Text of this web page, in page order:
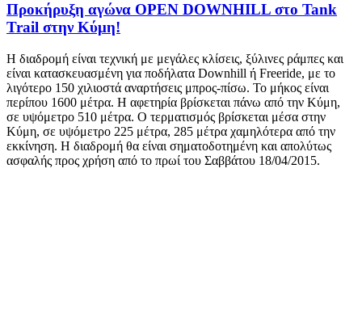
Προκήρυξη αγώνα OPEN DOWNHILL στο Tank
Trail στην Κύμη!
Η διαδρομή είναι τεχνική με μεγάλες κλίσεις, ξύλινες ράμπες και
είναι κατασκευασμένη για ποδήλατα Downhill ή Freeride, με το
λιγότερο 150 χιλιοστά αναρτήσεις μπρος-πίσω. Το μήκος είναι
περίπου 1600 μέτρα. Η αφετηρία βρίσκεται πάνω από την Κύμη,
σε υψόμετρο 510 μέτρα. Ο τερματισμός βρίσκεται μέσα στην
Κύμη, σε υψόμετρο 225 μέτρα, 285 μέτρα χαμηλότερα από την
εκκίνηση. Η διαδρομή θα είναι σηματοδοτημένη και απολύτως
ασφαλής προς χρήση από το πρωί του Σαββάτου 18/04/2015.